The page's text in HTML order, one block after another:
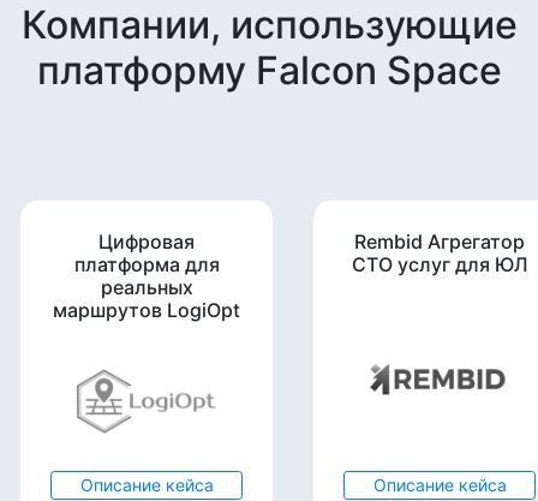
Компании, использующие
платформу Falcon Space
Цифровая
платформа для
реальных
маршрутов LogiOpt
Описание кейса
Rembid Агрегатор
СТО услуг для ЮЛ
Описание кейса